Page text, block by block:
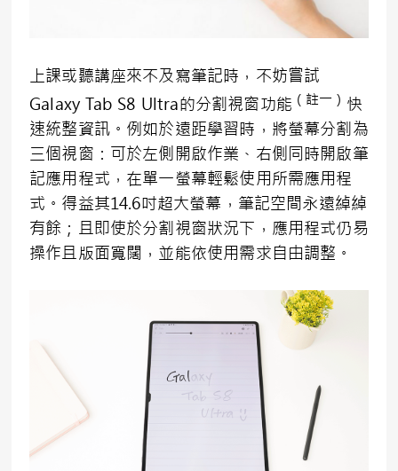
上課或聽講座來不及寫筆記時，不妨嘗試
Galaxy Tab S8 Ultra的分割視窗功能 （註一） 快
速統整資訊。例如於遠距學習時，將螢幕分割為
三個視窗：可於左側開啟作業、右側同時開啟筆
記應用程式，在單一螢幕輕鬆使用所需應用程
式。得益其14.6吋超大螢幕，筆記空間永遠綽綽
有餘；且即使於分割視窗狀況下，應用程式仍易
操作且版面寬闊，並能依使用需求自由調整。